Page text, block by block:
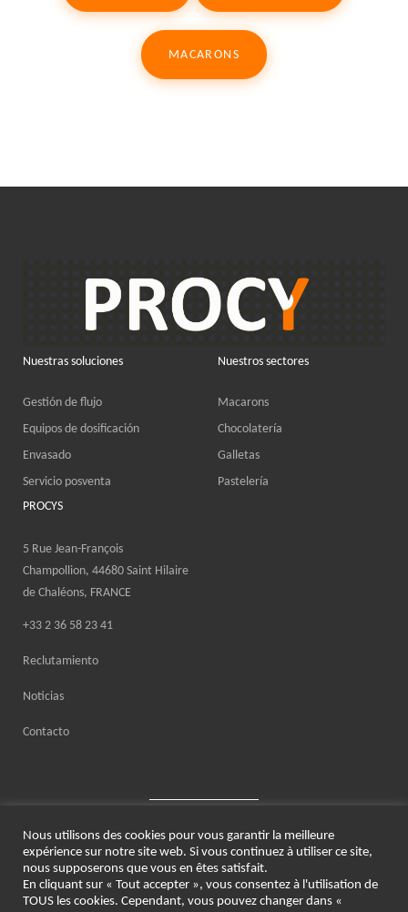
MACARONS
Nuestras soluciones
Gestión de flujo
Equipos de dosificación
Envasado
Servicio posventa
Nuestros sectores
Macarons
Chocolatería
Galletas
Pastelería
PROCYS
5 Rue Jean-François
Champollion, 44680 Saint Hilaire
de Chaléons, FRANCE
+33 2 36 58 23 41
Reclutamiento
Noticias
Contacto
© 2021 PROCYS
Nous utilisons des cookies pour vous garantir la meilleure
expérience sur notre site web. Si vous continuez à utiliser ce site,
nous supposerons que vous en êtes satisfait.
En cliquant sur « Tout accepter », vous consentez à l'utilisation de
TOUS les cookies. Cependant, vous pouvez changer dans «